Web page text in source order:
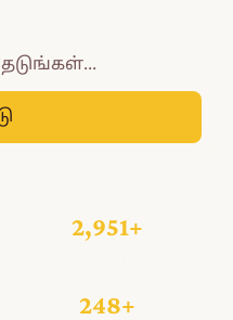
2,951+
248+